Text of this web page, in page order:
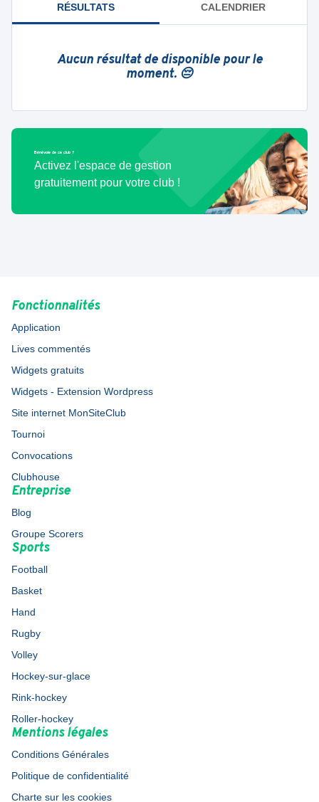
RÉSULTATS CALENDRIER
Aucun résultat de disponible pour le
moment. 😔
Bénévole de ce club ?
Activez l'espace de gestion
gratuitement pour votre club !
Fonctionnalités
Application
Lives commentés
Widgets gratuits
Widgets - Extension Wordpress
Site internet MonSiteClub
Tournoi
Convocations
Clubhouse
Entreprise
Blog
Groupe Scorers
Sports
Football
Basket
Hand
Rugby
Volley
Hockey-sur-glace
Rink-hockey
Roller-hockey
Mentions légales
Conditions Générales
Politique de confidentialité
Charte sur les cookies